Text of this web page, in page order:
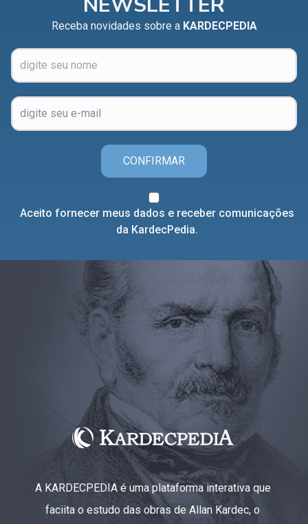
Receba novidades sobre a KARDECPEDIA
CONFIRMAR
Aceito fornecer meus dados e receber comunicações
da KardecPedia.
A KARDECPEDIA é uma plataforma interativa que
faciita o estudo das obras de Allan Kardec, o